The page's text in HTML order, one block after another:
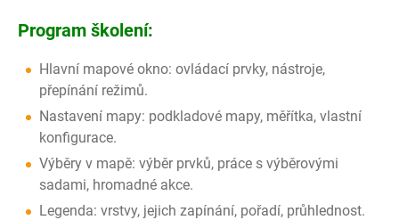
Program školení:
Hlavní mapové okno: ovládací prvky, nástroje,
přepínání režimů.
Nastavení mapy: podkladové mapy, měřítka, vlastní
konfigurace.
Výběry v mapě: výběr prvků, práce s výběrovými
sadami, hromadné akce.
Legenda: vrstvy, jejich zapínání, pořadí, průhlednost.